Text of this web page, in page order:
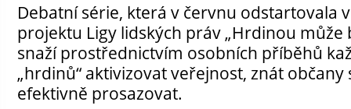
Debatní série, která v červnu odstartovala
projektu Ligy lidských práv „Hrdinou může
snaží prostřednictvím osobních příběhů
„hrdinů“ aktivizovat veřejnost, znát
efektivně prosazovat.